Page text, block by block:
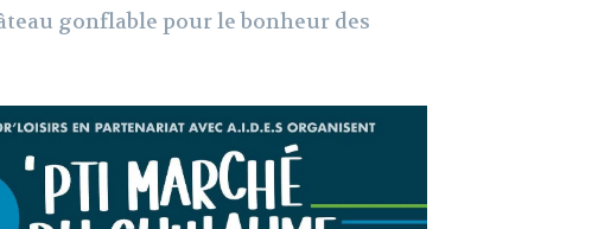
gonflable pour le bonheur des